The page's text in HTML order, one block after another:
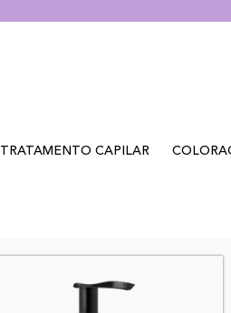
TRATAMENTO CAPILAR